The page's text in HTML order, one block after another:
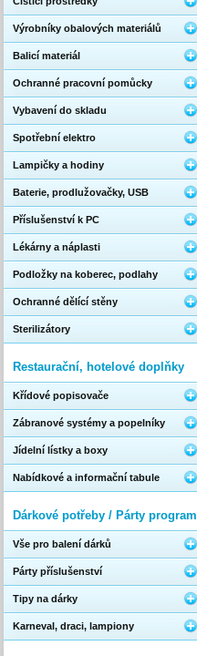
Výrobníky obalových materiálů
Balicí materiál
Ochranné pracovní pomůcky
Vybavení do skladu
Spotřební elektro
Lampičky a hodiny
Baterie, prodlužovačky, USB
Příslušenství k PC
Lékárny a náplasti
Podložky na koberec, podlahy
Ochranné dělící stěny
Sterilizátory
Restaurační, hotelové doplňky
Křídové popisovače
Zábranové systémy a popelníky
Jídelní lístky a boxy
Nabídkové a informační tabule
Dárkové potřeby / Párty program
Vše pro balení dárků
Párty příslušenství
Tipy na dárky
Karneval, draci, lampiony